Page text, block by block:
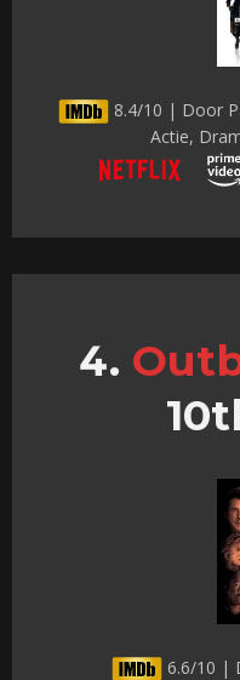
8.4/10 | Door
Actie,
6.6/10 |